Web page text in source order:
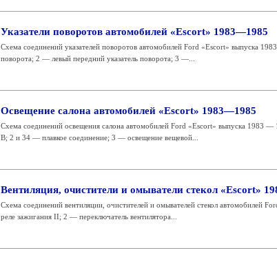
Указатели поворотов автомобилей «Escort» 1983—1985
Схема соединений указателей поворотов автомобилей Ford «Escort» выпуска
поворота; 2 — левый передний указатель поворота; 3 —...
Освещение салона автомобилей «Escort» 1983—1985
Схема соединений освещения салона автомобилей Ford «Escort» выпуска 1983 —
В; 2 и 34 — плавкое соединение; 3 — освещение вещевой...
Вентиляция, очистители и омыватели стекол «Escort»
Схема соединений вентиляции, очистителей и омывателей стекол автомобилей
реле зажигания II; 2 — переключатель вентилятора...